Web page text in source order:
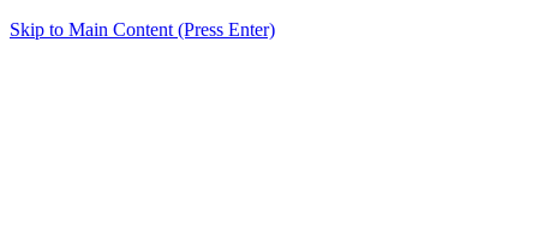
Skip to Main Content (Press Enter)